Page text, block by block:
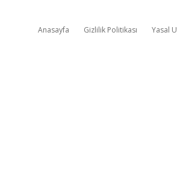
Anasayfa Gizlilik Politikası Yasal